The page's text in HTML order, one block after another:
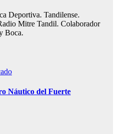
Deportiva. Tandilense.
Mitre Tandil. Colaborador
Boca.
Náutico del Fuerte